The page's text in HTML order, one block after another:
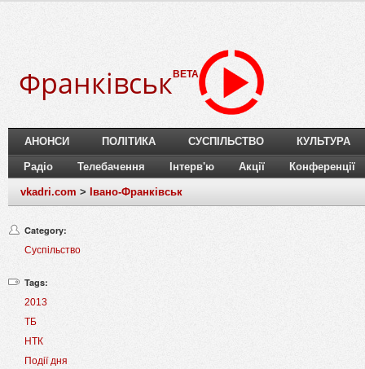
Франківськ BETA
АНОНСИ ПОЛІТИКА СУСПІЛЬСТВО КУЛЬТУРА
Радіо Телебачення Інтерв'ю Акції Конференції
vkadri.com > Івано-Франківськ
Category:
Суспільство
Tags:
2013
ТБ
НТК
Події дня